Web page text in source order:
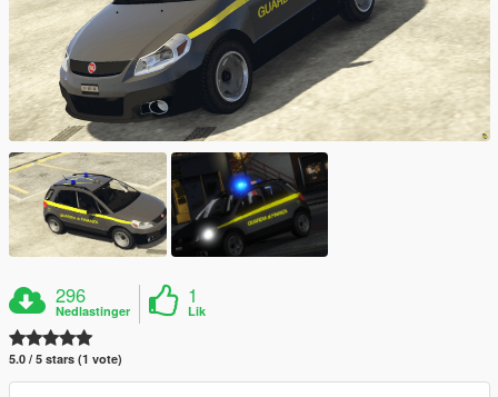
296
Nedlastinger
1
Lik
5.0 / 5 stars (1 vote)